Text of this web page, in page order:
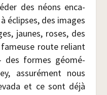
des néons enca­
éclipses, des images
jaunes, roses, des
route reliant
des formes géo­mé­
assu­ré­ment nous
et ce sont déjà